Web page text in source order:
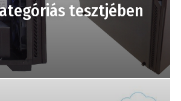
tesztjében